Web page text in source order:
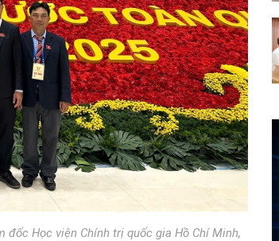
đốc Học viện Chính trị quốc gia Hồ Chí Minh,